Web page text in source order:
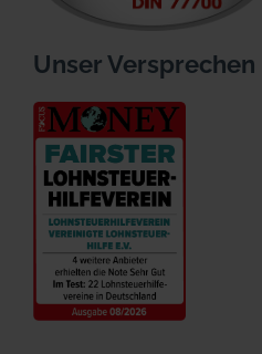
Unser Versprechen